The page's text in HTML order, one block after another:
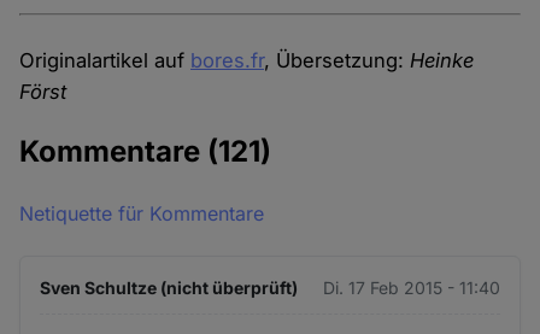
Originalartikel auf bores.fr, Übersetzung:Heinke
Först
Kommentare (121)
Netiquette für Kommentare
Sven Schultze (nicht überprüft) Di. 17 Feb 2015 - 11:40